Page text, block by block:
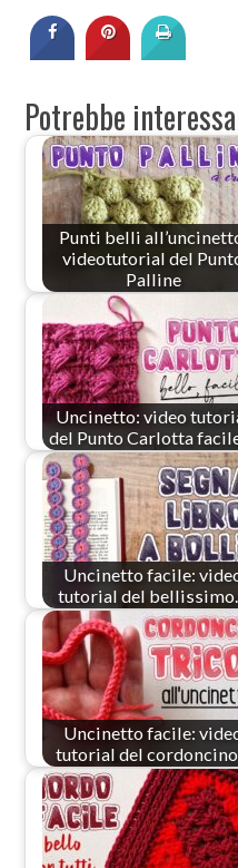
Potrebbe
Punti belli
videotutorial del
Palline
Uncinetto: video
del Punto Carlotta
Uncinetto facile:
tutorial del
Uncinetto facile:
tutorial del